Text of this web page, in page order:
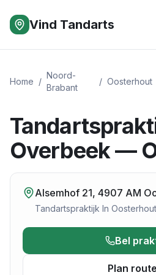
Vind Tandarts
Home /
Noord-
Brabant
/ Oosterhout
Overbeek —
Alsemhof 21, 4907 AM
Tandartspraktijk In Oosterhout
Bel
Plan route